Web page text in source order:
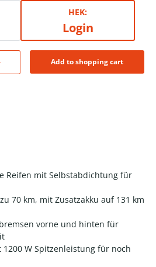
HEK:
Login
Add to shopping cart
Reifen mit Selbstabdichtung für
70 km, mit Zusatzakku auf 131 km
vorne und hinten für
W Spitzenleistung für noch